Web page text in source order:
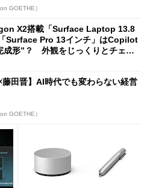
GOETHE）
X2搭載「Surface Laptop 13.8
Surface Pro 13インチ」はCopilot
成形”？ 外観をじっくりとチェッ
藤田晋】AI時代でも変わらない経営
GOETHE）